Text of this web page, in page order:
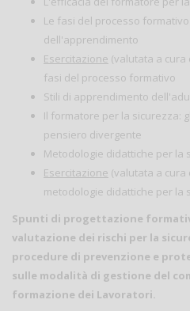
Le fasi del processo
dell'apprendimento
Esercitazione (valutata a
fasi del processo formativo
Stili di apprendimento
Il formatore per la sicurezza:
pensiero divergente
Metodologie didattiche per la
Esercitazione (valutata a
metodologie didattiche per la
Spunti di progettazione
valutazione dei rischi per la
procedure di prevenzione e
sulle modalità di gestione del
formazione dei Lavoratori.